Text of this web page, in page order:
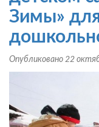
саду
«Мы
мороза
не
для
Зимы»
Опубликовано 22